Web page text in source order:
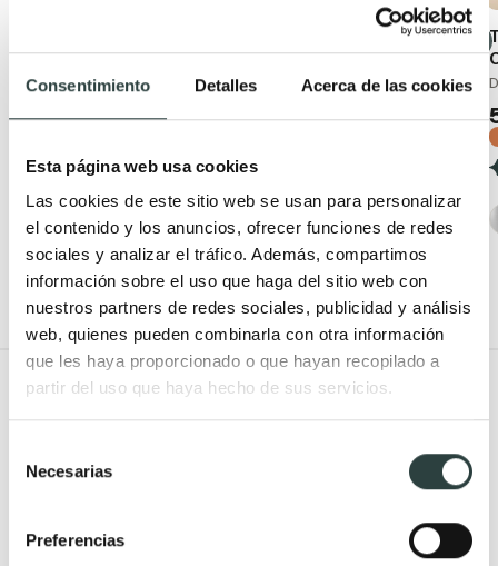
Consentimiento Detalles Acerca de las cookies
Esta página web usa cookies
Las cookies de este sitio web se usan para personalizar
el contenido y los anuncios, ofrecer funciones de redes
sociales y analizar el tráfico. Además, compartimos
información sobre el uso que haga del sitio web con
nuestros partners de redes sociales, publicidad y análisis
web, quienes pueden combinarla con otra información
que les haya proporcionado o que hayan recopilado a
partir del uso que haya hecho de sus servicios.
Necesarias
Preferencias
baño Manillons
Torrent Eco 6500
de atornillar
40,08€ 43,56€
Toallero de baño
Cosmic Architect S+
40x5.5x5.5cm de atornillar
54,30€79,86€
Todo Muebles de baño
Muebles de baño Modernos
natural